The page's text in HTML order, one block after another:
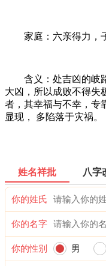
家庭：六亲得力，子
含义：处吉凶的岐路
大凶，所以成败不得失
者，其幸福与不幸，专
显现， 多陷落于灾祸。
姓名祥批 八字
你的姓氏
你的名字
你的性别 男